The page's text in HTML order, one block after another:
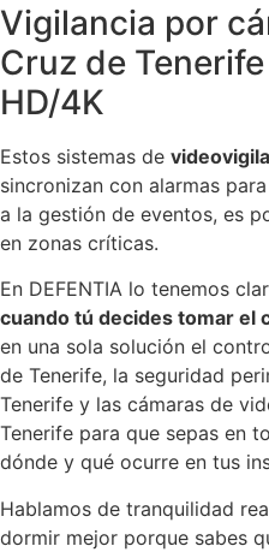
Vigilancia por
Cruz de
HD/4K
Estos sistemas de
sincronizan con alarmas
a la gestión de eventos, es
en zonas críticas.
En DEFENTIA lo tenemos
cuando tú decides tomar el
en una sola solución el
de Tenerife, la seguridad
Tenerife y las cámaras de
Tenerife para que sepas en
dónde y qué ocurre en tus
Hablamos de tranquilidad
dormir mejor porque sabes